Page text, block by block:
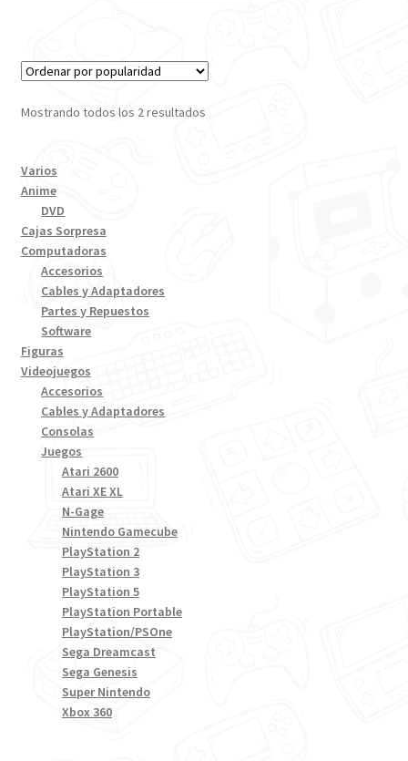
Mostrando todos los 2 resultados
Varios
Anime
DVD
Cajas Sorpresa
Computadoras
Accesorios
Cables y Adaptadores
Partes y Repuestos
Software
Figuras
Videojuegos
Accesorios
Cables y Adaptadores
Consolas
Juegos
Atari 2600
Atari XE XL
N-Gage
Nintendo Gamecube
PlayStation 2
PlayStation 3
PlayStation 5
PlayStation Portable
PlayStation/PSOne
Sega Dreamcast
Sega Genesis
Super Nintendo
Xbox 360